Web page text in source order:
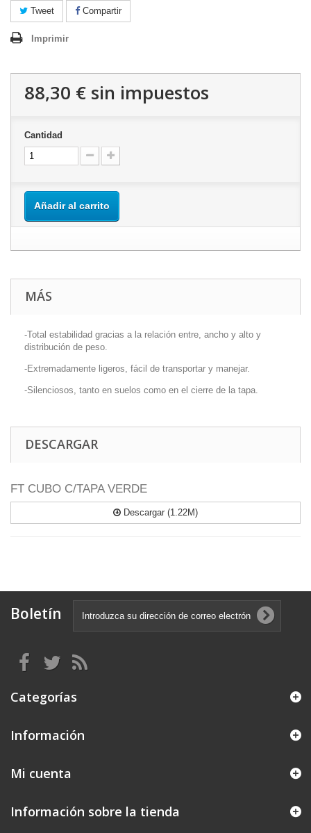
Tweet Compartir
Imprimir
88,30 € sin impuestos
Cantidad
Añadir al carrito
MÁS
-Total estabilidad gracias a la relación entre, ancho y alto y
distribución de peso.
-Extremadamente ligeros, fácil de transportar y manejar.
-Silenciosos, tanto en suelos como en el cierre de la tapa.
DESCARGAR
FT CUBO C/TAPA VERDE
Descargar (1.22M)
Boletín
Categorías
Información
Mi cuenta
Información sobre la tienda